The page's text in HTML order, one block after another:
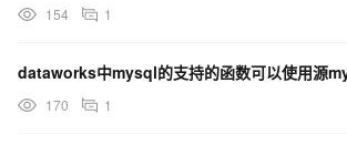
154 1
170 1